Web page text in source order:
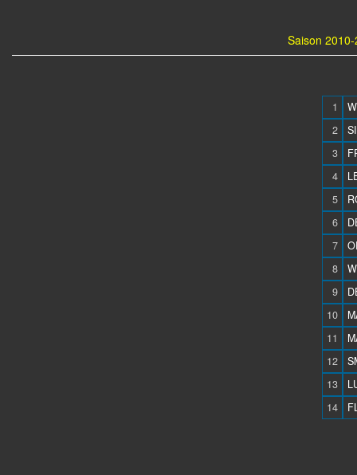
Saison
1
2
3
4
5
6
7
8
9
10
11
12
13
14